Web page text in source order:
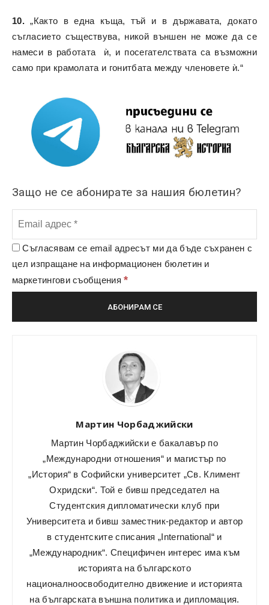
10.„Както в една къща, тъй и в държавата, докато
съгласието съществува, никой външен не може да се
намеси в работата ѝ, и посегателствата са възможни
само при крамолата и гонитбата между членовете ѝ.“
Защо не се абонирате за нашия бюлетин?
Съгласявам се email адресът ми да бъде съхранен с
цел изпращане на информационен бюлетин и
маркетингови съобщения*
Мартин Чорбаджийски
Мартин Чорбаджийски е бакалавър по
„Международни отношения“ и магистър по
„История“ в Софийски университет „Св. Климент
Охридски“. Той е бивш председател на
Студентския дипломатически клуб при
Университета и бивш заместник-редактор и автор
в студентските списания „International“ и
„Международник“. Специфичен интерес има към
историята на българското
националноосвободително движение и историята
на българската външна политика и дипломация.